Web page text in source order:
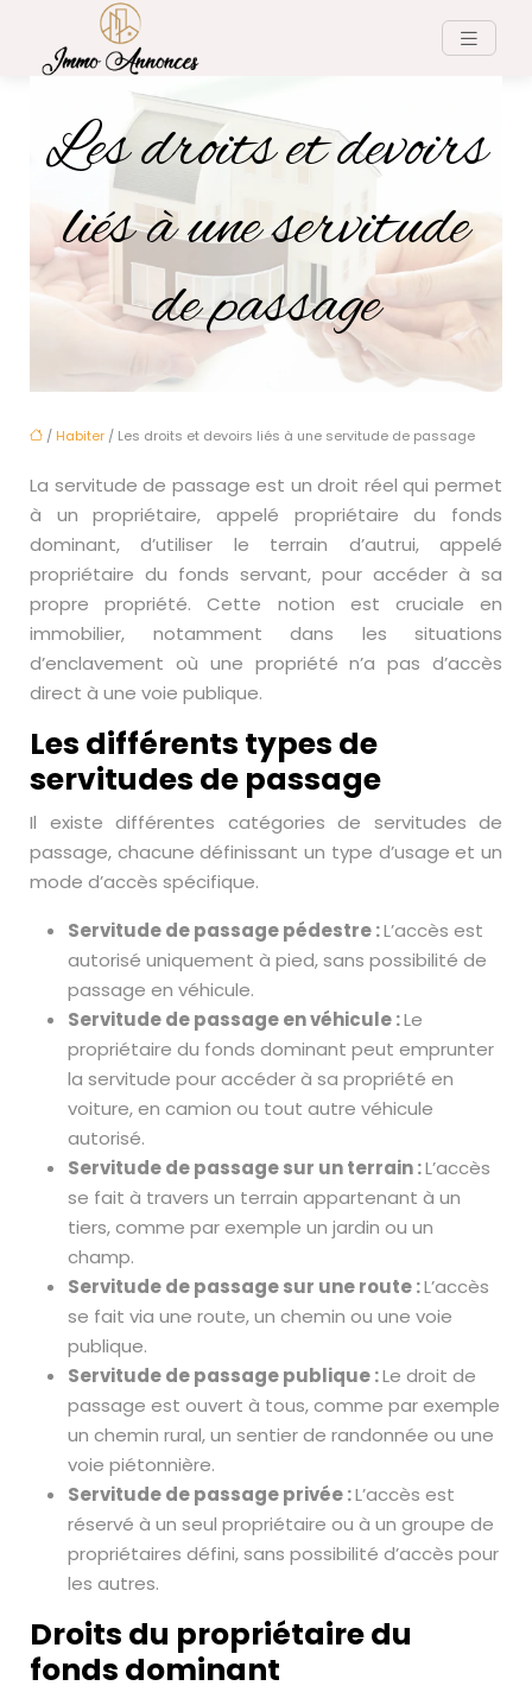
Les droits et devoirs
liés à une servitude
de passage
/ Habiter / Les droits et devoirs liés à une servitude de passage
La servitude de passage est un droit réel qui permet
à un propriétaire, appelé propriétaire du fonds
dominant, d’utiliser le terrain d’autrui, appelé
propriétaire du fonds servant, pour accéder à sa
propre propriété. Cette notion est cruciale en
immobilier, notamment dans les situations
d’enclavement où une propriété n’a pas d’accès
direct à une voie publique.
Les différents types de
servitudes de passage
Il existe différentes catégories de servitudes de
passage, chacune définissant un type d’usage et un
mode d’accès spécifique.
Servitude de passage pédestre :L’accès est
autorisé uniquement à pied, sans possibilité de
passage en véhicule.
Servitude de passage en véhicule :Le
propriétaire du fonds dominant peut emprunter
la servitude pour accéder à sa propriété en
voiture, en camion ou tout autre véhicule
autorisé.
Servitude de passage sur un terrain :L’accès
se fait à travers un terrain appartenant à un
tiers, comme par exemple un jardin ou un
champ.
Servitude de passage sur une route :L’accès
se fait via une route, un chemin ou une voie
publique.
Servitude de passage publique :Le droit de
passage est ouvert à tous, comme par exemple
un chemin rural, un sentier de randonnée ou une
voie piétonnière.
Servitude de passage privée :L’accès est
réservé à un seul propriétaire ou à un groupe de
propriétaires défini, sans possibilité d’accès pour
les autres.
Droits du propriétaire du
fonds dominant